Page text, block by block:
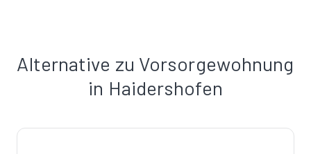
Alternative zu Vorsorgewohnung
in Haidershofen